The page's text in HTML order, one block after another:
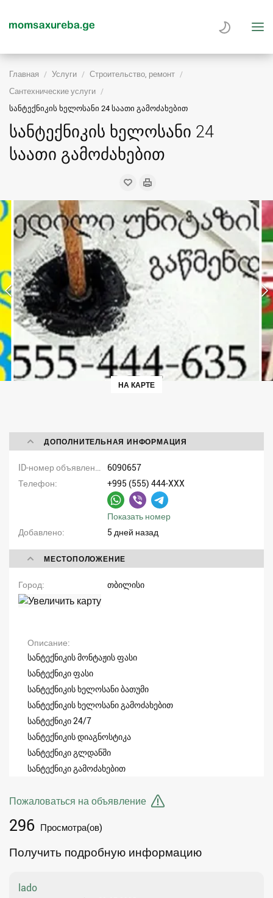
Главная Услуги
Строительство, ремонт
Сантехнические услуги
სანტექნიკის ხელოსანი 24 საათი გამოძახებით
სანტექნიკის ხელოსანი 24
საათი გამოძახებით
НА КАРТЕ
ДОПОЛНИТЕЛЬНАЯ ИНФОРМАЦИЯ
6090657
Телефон
+995 (555) 444-XXX
Показать номер
Добавлено
5 дней назад
МЕСТОПОЛОЖЕНИЕ
Город თბილისი
Описание
სანტექნიკის მონტაჟის ფასი
სანტექნიკი ფასი
სანტექნიკის ხელოსანი ბათუმი
სანტექნიკის ხელოსანი გამოძახებით
სანტექნიკი 24/7
სანტექნიკის დიაგნოსტიკა
სანტექნიკი გლდანში
სანტექნიკი გამოძახებით
Пожаловаться на объявление
296 Просмотра(ов)
Получить подробную информацию
lado